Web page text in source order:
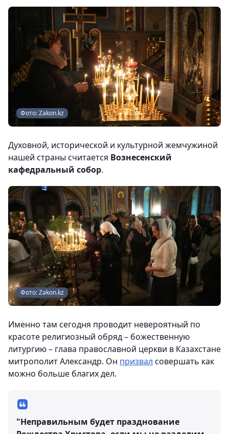
Фото: Zakon.kz
Духовной, исторической и культурной жемчужиной
нашей страны считается Вознесенский
кафедральный собор.
Фото: Zakon.kz
Именно там сегодня проводит невероятный по
красоте религиозный обряд – божественную
литургию – глава православной церкви в Казахстане
митрополит Александр. Он призвал совершать как
можно больше благих дел.
"Неправильным будет празднование